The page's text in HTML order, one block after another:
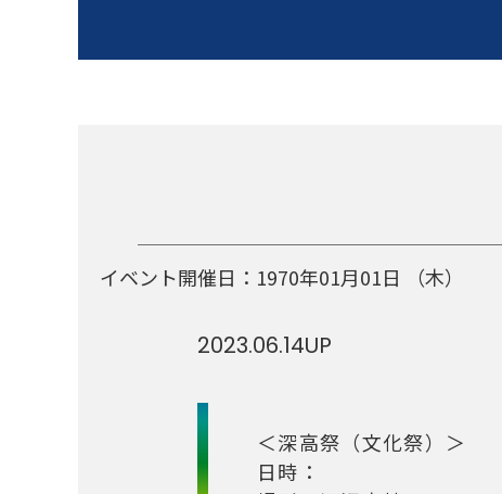
イベント開催日： 1970年01月01日 （木）
2023.06.14UP
＜深高祭（文化祭）＞
日時：